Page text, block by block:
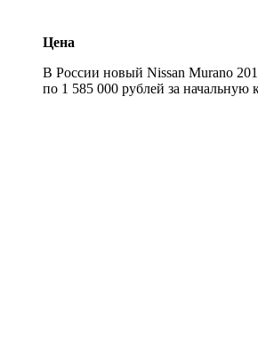
Цена
В России новый Nissan Murano
по 1 585 000 рублей за начальную